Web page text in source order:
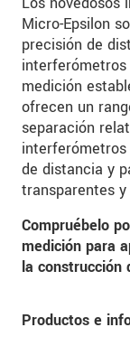
Micro-Epsilon
precisión de
medición
ofrecen un
separación
de distancia y
transparentes y
Compruébelo
medición para
la construcción
Productos e